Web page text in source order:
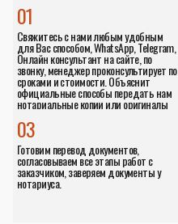
01
Свяжитесь с нами любым удобным
для Вас способом, WhatsApp, Telegram,
Онлайн консультант на сайте, по
звонку, менеджер проконсультирует по
сроками и стоимости. Объяснит
официальные способы передать нам
нотариальные копии или оригиналы
03
Готовим перевод документов,
согласовываем все этапы работ с
заказчиком, заверяем документы у
нотариуса.